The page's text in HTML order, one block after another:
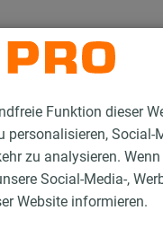
Funktion dieser
personalisieren, Social-
zu analysieren.
Social-Media-,
Website informieren.